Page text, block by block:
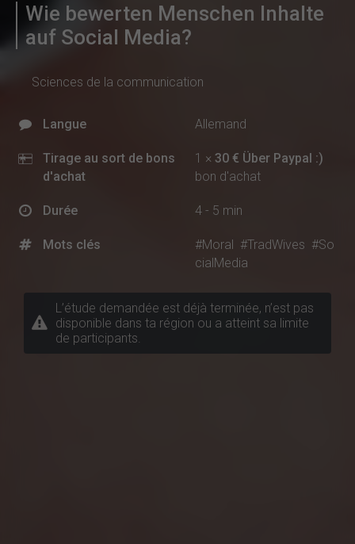
Wie bewerten Menschen Inhalte
auf Social Media?
Sciences de la communication
Langue Allemand
Tirage au sort de bons
d'achat
1 × 30 € Über Paypal :)
bon d'achat
Durée 4 - 5 min
Mots clés #Moral #TradWives #So
cialMedia
L’étude demandée est déjà terminée, n’est pas
disponible dans ta région ou a atteint sa limite
de participants.